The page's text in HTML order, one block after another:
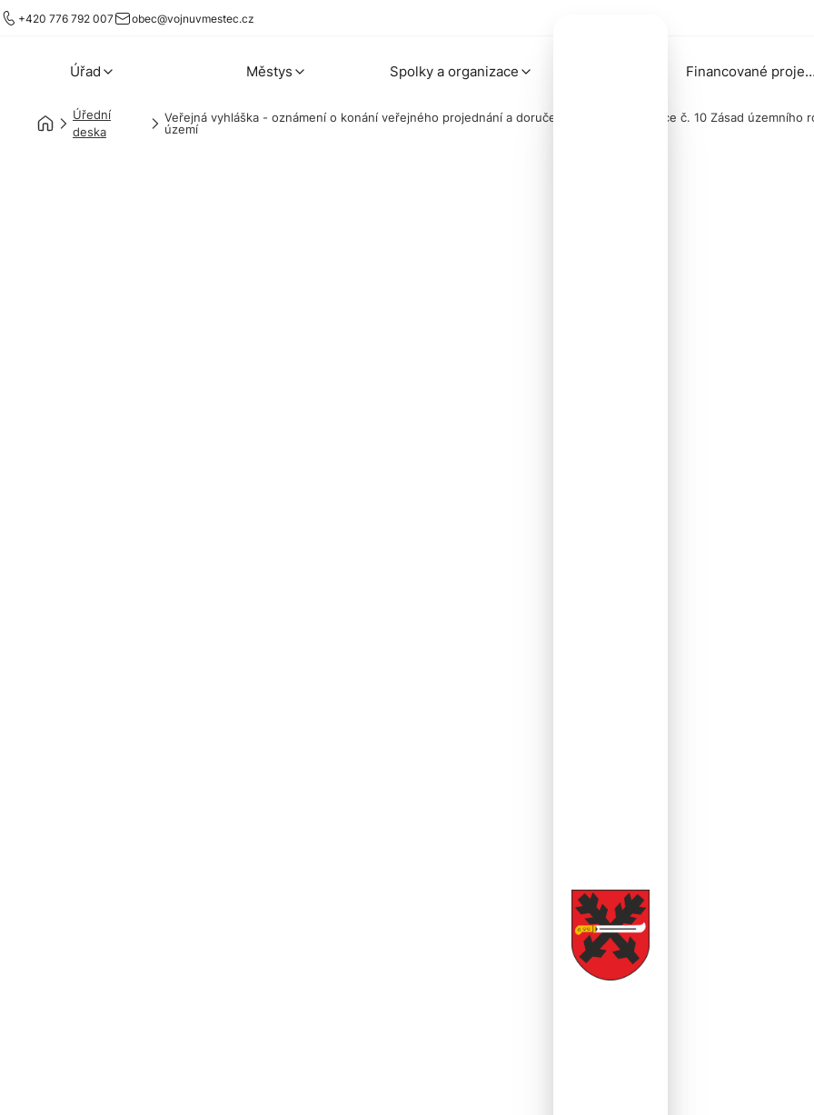
+420 776 792 007 obec@vojnuvmestec.cz
Úřad Městys Spolky a organizace Financované projekty
Úřední
deska
Veřejná vyhláška - oznámení o konání veřejného projednání a doručení návrhu Aktualizace č. 10 Zásad
území